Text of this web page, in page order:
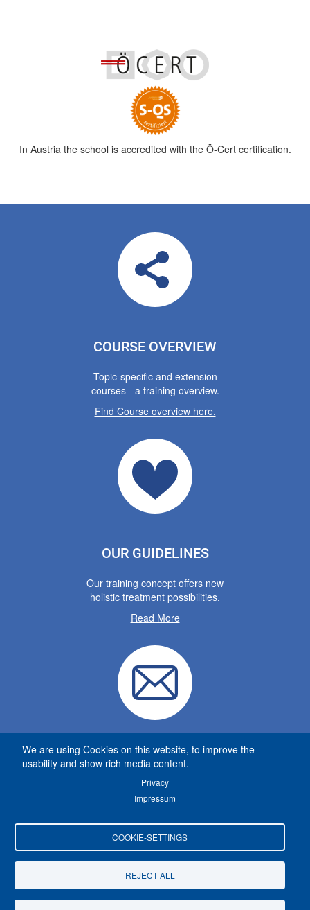
In Austria the school is accredited with the Ö-Cert certification.
COURSE OVERVIEW
Topic-specific and extension
courses - a training overview.
Find Course overview here.
OUR GUIDELINES
Our training concept offers new
holistic treatment possibilities.
Read More
CONTACT
Dürnbergstr. 42
5164 Seeham
+43 699 1829 2676
info@viszerale-therapie.at
www.viszerale-therapie.at
© School for Visceral Therapy | Photos and text are protected
We are using Cookies on this website, to improve the
usability and show rich media content.
Privacy
Impressum
COOKIE-SETTINGS
REJECT ALL